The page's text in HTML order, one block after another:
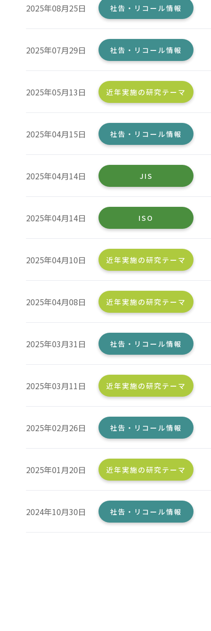
2025年08月25日 社告・リコール情報
2025年07月29日 社告・リコール情報
2025年05月13日 近年実施の研究テーマ
2025年04月15日 社告・リコール情報
2025年04月14日 JIS
2025年04月14日 ISO
2025年04月10日 近年実施の研究テーマ
2025年04月08日 近年実施の研究テーマ
2025年03月31日 社告・リコール情報
2025年03月11日 近年実施の研究テーマ
2025年02月26日 社告・リコール情報
2025年01月20日 近年実施の研究テーマ
2024年10月30日 社告・リコール情報